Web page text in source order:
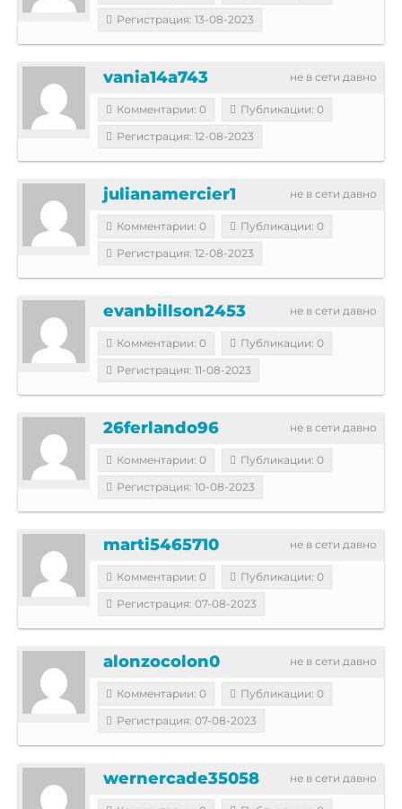
Регистрация: 13-08-2023
не в сети давно
vania14a743
Комментарии: 0
Публикации: 0
Регистрация: 12-08-2023
не в сети давно
julianamercier1
Комментарии: 0
Публикации: 0
Регистрация: 12-08-2023
не в сети давно
evanbillson2453
Комментарии: 0
Публикации: 0
Регистрация: 11-08-2023
не в сети давно
26ferlando96
Комментарии: 0
Публикации: 0
Регистрация: 10-08-2023
не в сети давно
marti5465710
Комментарии: 0
Публикации: 0
Регистрация: 07-08-2023
не в сети давно
alonzocolon0
Комментарии: 0
Публикации: 0
Регистрация: 07-08-2023
не в сети давно
wernercade35058